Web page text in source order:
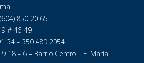
850 20 65
# 46-49
34 – 350 489 2054
18 – 6 – Barrio Centro I. E. María